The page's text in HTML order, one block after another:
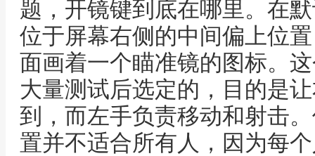
题，开镜键到底在哪里。在
位于屏幕右侧的中间偏上位
面画着一个瞄准镜的图标。
大量测试后选定的，目的是
到，而左手负责移动和射击
置并不适合所有人，因为每